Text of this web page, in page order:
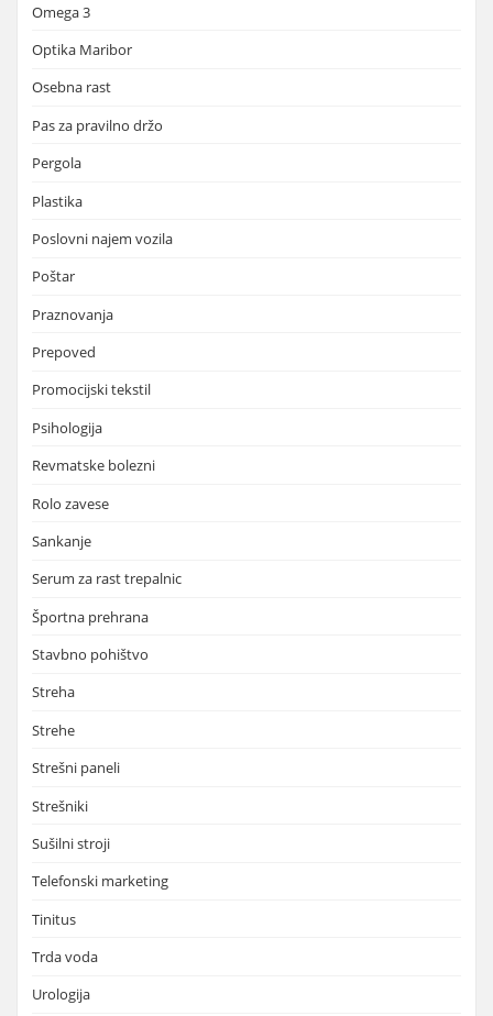
Omega 3
Optika Maribor
Osebna rast
Pas za pravilno držo
Pergola
Plastika
Poslovni najem vozila
Poštar
Praznovanja
Prepoved
Promocijski tekstil
Psihologija
Revmatske bolezni
Rolo zavese
Sankanje
Serum za rast trepalnic
Športna prehrana
Stavbno pohištvo
Streha
Strehe
Strešni paneli
Strešniki
Sušilni stroji
Telefonski marketing
Tinitus
Trda voda
Urologija